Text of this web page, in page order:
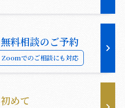
無料相談のご予約
Zoomでのご相談にも対応
初めて